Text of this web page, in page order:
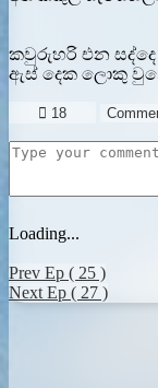
කවුරුහරි එන සද්දෙ
ඇස් දෙක ලොකු
 18
Loading...
Prev Ep ( 25 )
Next Ep ( 27 )